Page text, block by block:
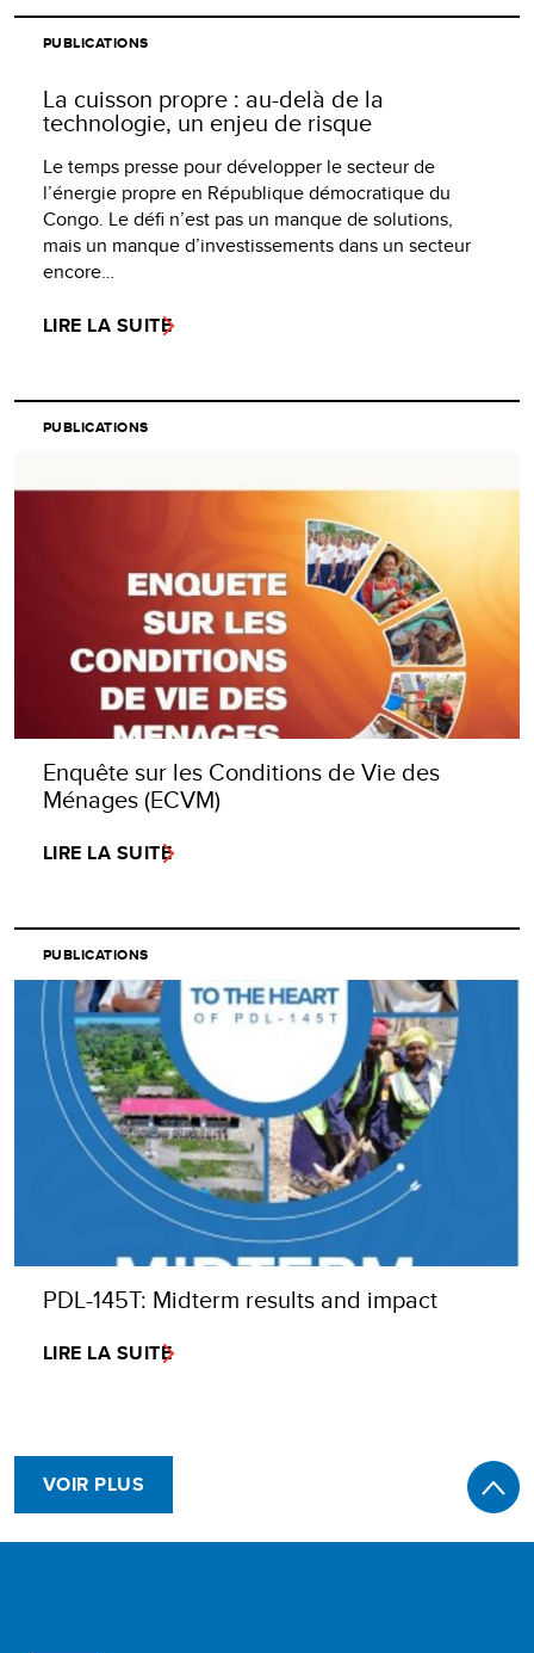
PUBLICATIONS
La cuisson propre : au-delà de la
technologie, un enjeu de risque
Le temps presse pour développer le secteur de
l’énergie propre en République démocratique du
Congo. Le défi n’est pas un manque de solutions,
mais un manque d’investissements dans un secteur
encore…
LIRE LA SUITE
PUBLICATIONS
Enquête sur les Conditions de Vie des
Ménages (ECVM)
LIRE LA SUITE
PUBLICATIONS
PDL-145T: Midterm results and impact
LIRE LA SUITE
VOIR PLUS